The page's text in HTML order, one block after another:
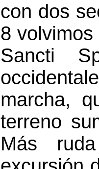
con dos
8
Sancti
marcha,
terreno
Más